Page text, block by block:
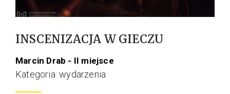
INSCENIZACJA W GIECZU
Marcin Drab - II miejsce
Kategoria: wydarzenia